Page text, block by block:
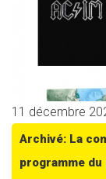
11 décembre
Archivé: La
programme